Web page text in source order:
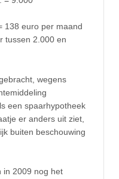
138 euro per maand
tussen 2.000 en
wegens
een spaarhypotheek
er anders uit ziet,
buiten beschouwing
in 2009 nog het